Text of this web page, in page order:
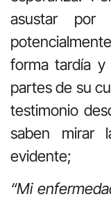
asustar por
forma tardía y
partes de su
testimonio
saben mirar
evidente;
“Mi